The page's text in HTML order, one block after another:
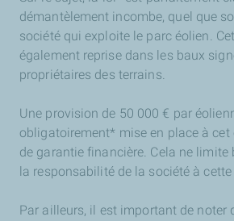
démantèlement incombe, quel que
société qui exploite le parc éolien.
également reprise dans les baux
propriétaires des terrains.
Une provision de 50 000 € par
obligatoirement* mise en place à
de garantie financière. Cela ne limite
la responsabilité de la société à
Par ailleurs, il est important de noter